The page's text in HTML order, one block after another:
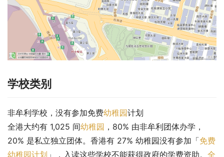
学校类别
非牟利学校，没有参加免费幼稚园计划
全港大约有 1,025 间幼稚园 ，80% 由非牟利团体办学，
20% 是私立独立团体。香港有 27% 幼稚园没有参加「免费
幼稚园计划 」，入读这些学校不能获得政府的学费资助。 全